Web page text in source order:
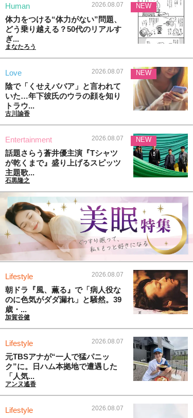
Human 2026.08.07
体力をつける“体力がない”問題、
どう乗り越える？50代のリアルす
ぎ...
まなたろう
NEW
Love 2026.08.07
陰で「くせえババア」と言われて
いた…年下彼氏のウラの顔を知り
トラウ...
古川諭香
NEW
Entertainment 2026.08.07
話題さらう蒼井優主演『Tシャツ
が乾くまで』盛り上げるスピッツ
主題歌...
石黒隆之
NEW
Lifestyle 2026.08.07
朝ドラ『風、薫る』で「病人役な
のに色気がダダ漏れ」と騒然。39
歳・...
加賀谷健
Lifestyle 2026.08.07
元TBSアナが“一人で猛パニッ
ク”に。日ハム本拠地で遭遇した
「人気...
アンヌ遙香
Lifestyle 2026.08.07